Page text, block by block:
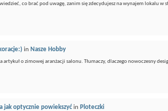
co brać pod uwagę, zanim się zdecydujesz na wynajem lokalu w
in Nasze Hobby
o zimowej aranżacji salonu. Tłumaczy, dlaczego nowoczesny
jak optycznie powiekszyć in Ploteczki